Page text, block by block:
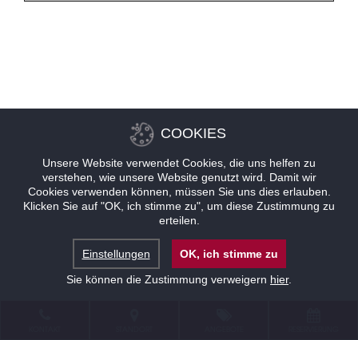
COOKIES
Unsere Website verwendet Cookies, die uns helfen zu
verstehen, wie unsere Website genutzt wird. Damit wir
Cookies verwenden können, müssen Sie uns dies erlauben.
Klicken Sie auf "OK, ich stimme zu", um diese Zustimmung zu
erteilen.
Einstellungen
OK, ich stimme zu
Sie können die Zustimmung verweigern hier.